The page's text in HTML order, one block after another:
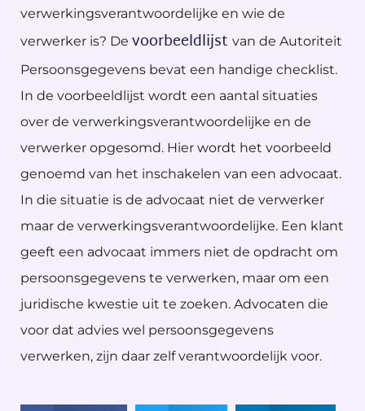
verwerkingsverantwoordelijke en wie de
verwerker is? De voorbeeldlijst van de Autoriteit
Persoonsgegevens bevat een handige checklist.
In de voorbeeldlijst wordt een aantal situaties
over de verwerkingsverantwoordelijke en de
verwerker opgesomd. Hier wordt het voorbeeld
genoemd van het inschakelen van een advocaat.
In die situatie is de advocaat niet de verwerker
maar de verwerkingsverantwoordelijke. Een klant
geeft een advocaat immers niet de opdracht om
persoonsgegevens te verwerken, maar om een
juridische kwestie uit te zoeken. Advocaten die
voor dat advies wel persoonsgegevens
verwerken, zijn daar zelf verantwoordelijk voor.